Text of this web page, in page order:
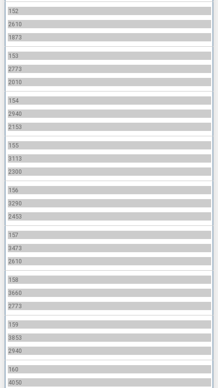
152
2610
1873
153
2773
2010
154
2940
2153
155
3113
2300
156
3290
2453
157
3473
2610
158
3660
2773
159
3853
2940
160
4050